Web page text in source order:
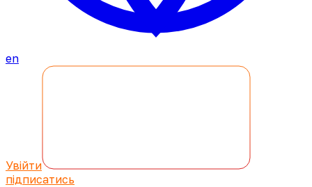
en
Увійти
підписатись